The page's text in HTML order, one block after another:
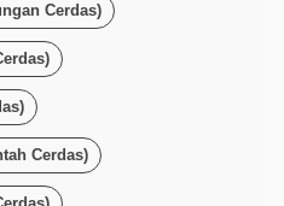
Cerdas)
Cerdas)